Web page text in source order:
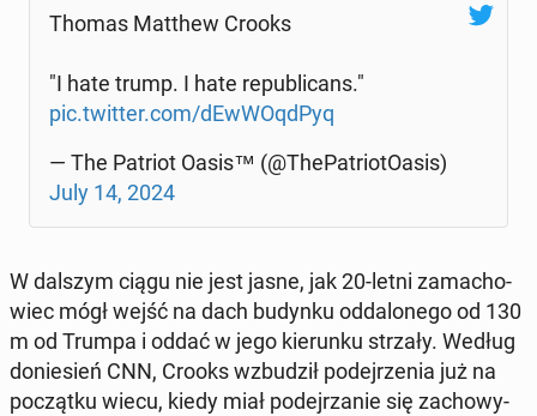
Thomas Matthew Crooks
"I hate trump. I hate re­pu­bli­cans."
pic.twitter.com/dEw­WO­qd­Pyq
— The Patriot Oasis™ (@The­Pa­trio­tO­asis)
July 14, 2024
W dalszym ciągu nie jest jasne, jak 20-letni za­ma­cho­
wiec mógł wejść na dach budynku od­da­lo­ne­go od 130
m od Trumpa i oddać w jego kie­run­ku strzały. Według
do­nie­sień CNN, Crooks wzbu­dził po­dej­rze­nia już na
po­cząt­ku wiecu, kiedy miał po­dej­rza­nie się za­cho­wy­